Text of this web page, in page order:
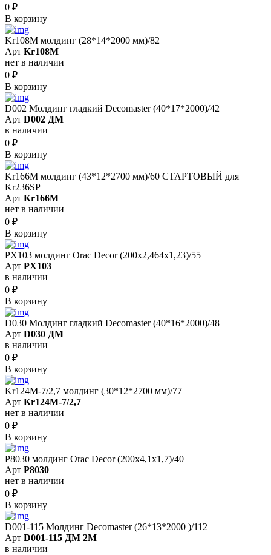
0 ₽
В корзину
Kr108M молдинг (28*14*2000 мм)/82
Арт Kr108M
нет в наличии
0 ₽
В корзину
D002 Молдинг гладкий Decomaster (40*17*2000)/42
Арт D002 ДМ
в наличии
0 ₽
В корзину
Kr166M молдинг (43*12*2700 мм)/60 СТАРТОВЫЙ для
Kr236SP
Арт Kr166M
нет в наличии
0 ₽
В корзину
PX103 молдинг Orac Decor (200x2,464x1,23)/55
Арт PX103
в наличии
0 ₽
В корзину
D030 Молдинг гладкий Decomaster (40*16*2000)/48
Арт D030 ДМ
в наличии
0 ₽
В корзину
Kr124M-7/2,7 молдинг (30*12*2700 мм)/77
Арт Kr124M-7/2,7
нет в наличии
0 ₽
В корзину
P8030 молдинг Orac Decor (200x4,1x1,7)/40
Арт P8030
нет в наличии
0 ₽
В корзину
D001-115 Молдинг Decomaster (26*13*2000 )/112
Арт D001-115 ДМ 2М
в наличии